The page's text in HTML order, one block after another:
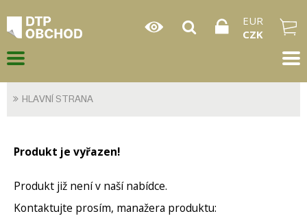
EUR
CZK
HLAVNÍ STRANA
Produkt je vyřazen!
Produkt již není v naší nabídce.
Kontaktujte prosím, manažera produktu: